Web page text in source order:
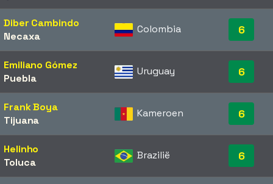
Diber Cambindo
Necaxa
Colombia 6
Emiliano Gómez
Puebla
Uruguay 6
Frank Boya
Tijuana
Kameroen 6
Helinho
Toluca
Brazilië 6